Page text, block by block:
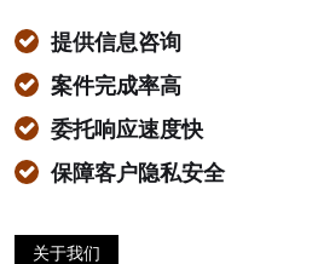
提供信息咨询
案件完成率高
委托响应速度快
保障客户隐私安全
关于我们